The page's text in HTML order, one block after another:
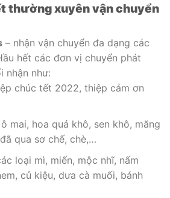
thường xuyên vận chuyển
– nhận vận chuyển đa dạng các
hết các đơn vị chuyển phát
nhận như:
chúc tết 2022, thiệp cảm ơn
mai, hoa quả khô, sen khô, măng
qua sơ chế, chè,…
loại mì, miến, mộc nhĩ, nấm
củ kiệu, dưa cà muối, bánh